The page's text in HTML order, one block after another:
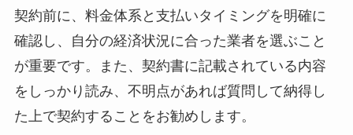
契約前に、料金体系と支払いタイミングを明確に
確認し、自分の経済状況に合った業者を選ぶこと
が重要です。また、契約書に記載されている内容
をしっかり読み、不明点があれば質問して納得し
た上で契約することをお勧めします。